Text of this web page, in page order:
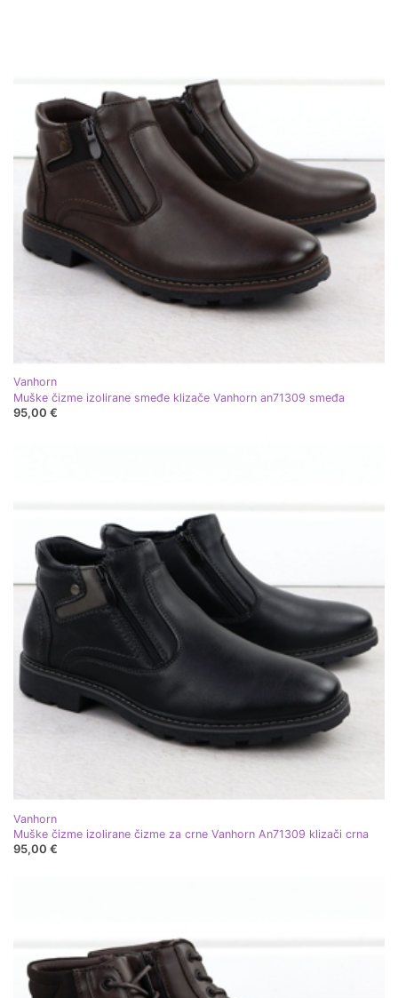
Vanhorn
Muške čizme izolirane smeđe klizače Vanhorn an71309 smeđa
95,00 €
Vanhorn
Muške čizme izolirane čizme za crne Vanhorn An71309 klizači crna
95,00 €